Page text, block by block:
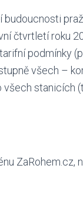
budoucnosti
čtvrtletí roku
podmínky
všech –
všech stanicích